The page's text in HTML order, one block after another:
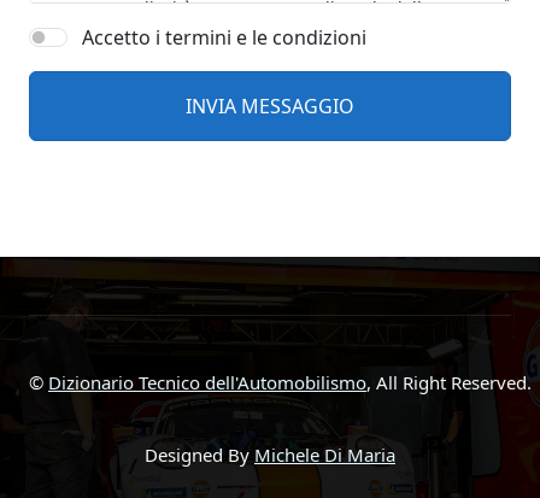
Accetto i termini e le condizioni
© Dizionario Tecnico dell'Automobilismo, All Right Reserved.
Designed By Michele Di Maria